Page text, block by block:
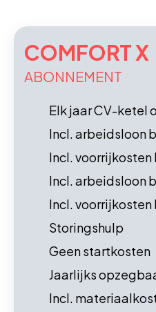
COMFORT X
ABONNEMENT
Elk jaar CV-ketel
Incl. arbeidsloon
Incl.
Incl. arbeidsloon
Incl. voorrijkosten
Storingshulp
Geen startkosten
Jaarlijks
Incl.